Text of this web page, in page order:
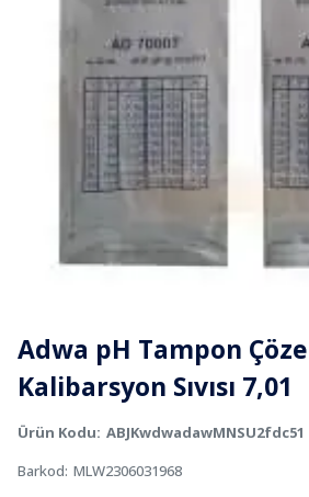
Adwa pH Tampon
Kalibarsyon Sıvısı 7,01
Ürün Kodu: ABJKwdwadawMNSU2fdc51
Barkod: MLW2306031968